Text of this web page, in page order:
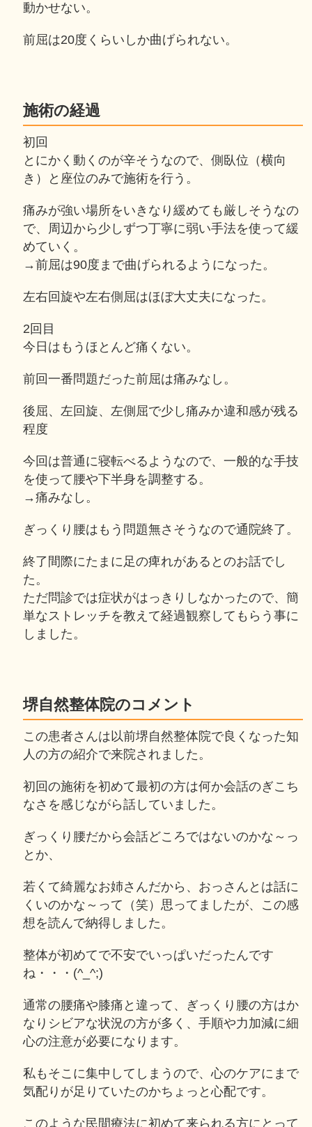
動かせない。
前屈は20度くらいしか曲げられない。
施術の経過
初回
とにかく動くのが辛そうなので、側臥位（横向
き）と座位のみで施術を行う。
痛みが強い場所をいきなり緩めても厳しそうなの
で、周辺から少しずつ丁寧に弱い手法を使って緩
めていく。
→前屈は90度まで曲げられるようになった。
左右回旋や左右側屈はほぼ大丈夫になった。
2回目
今日はもうほとんど痛くない。
前回一番問題だった前屈は痛みなし。
後屈、左回旋、左側屈で少し痛みか違和感が残る
程度
今回は普通に寝転べるようなので、一般的な手技
を使って腰や下半身を調整する。
→痛みなし。
ぎっくり腰はもう問題無さそうなので通院終了。
終了間際にたまに足の痺れがあるとのお話でし
た。
ただ問診では症状がはっきりしなかったので、簡
単なストレッチを教えて経過観察してもらう事に
しました。
堺自然整体院のコメント
この患者さんは以前堺自然整体院で良くなった知
人の方の紹介で来院されました。
初回の施術を初めて最初の方は何か会話のぎこち
なさを感じながら話していました。
ぎっくり腰だから会話どころではないのかな～っ
とか、
若くて綺麗なお姉さんだから、おっさんとは話に
くいのかな～って（笑）思ってましたが、この感
想を読んで納得しました。
整体が初めてで不安でいっぱいだったんです
ね・・・(^_^;)
通常の腰痛や膝痛と違って、ぎっくり腰の方はか
なりシビアな状況の方が多く、手順や力加減に細
心の注意が必要になります。
私もそこに集中してしまうので、心のケアにまで
気配りが足りていたのかちょっと心配です。
このような民間療法に初めて来られる方にとって